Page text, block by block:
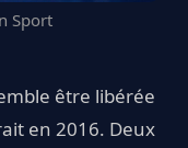
Sport
être libérée
en 2016. Deux